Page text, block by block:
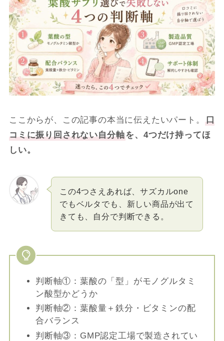
ここからが、この記事の本当に伝えたいパート。
口
コミに振り回されない自分軸を、4つだけ持ってほ
しい。
この4つさえあれば、サズカルone
でもベルタでも、新しい商品が出て
きても、自分で判断できる。
判断軸①：葉酸の「型」がモノグルタミ
ン酸型かどうか
判断軸②：葉酸量＋鉄分・ビタミンの配
合バランス
判断軸③：GMP認定工場で製造されてい